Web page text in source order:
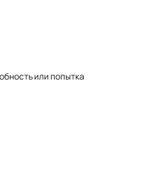
или попытка